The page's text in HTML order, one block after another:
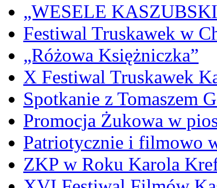
„WESELE
Festiwal Truskawek w
„Różowa Księżniczka”
X Festiwal Truskawek
Spotkanie z Tomaszem
Promocja Żukowa w
Patriotycznie i filmowo
ZKP w Roku Karola